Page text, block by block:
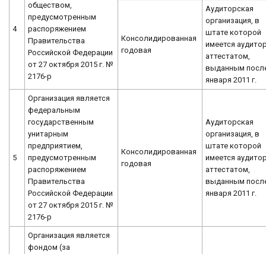
4
обществом,
предусмотренным
распоряжением
Правительства
Российской Федерации
от 27 октября 2015 г. №
2176-р
Консолидированная
годовая
Аудиторская
организация, в
штате которой
имеется
аттестатом,
выданным
января 2011 г.
5
Организация является
федеральным
государственным
унитарным
предприятием,
предусмотренным
распоряжением
Правительства
Российской Федерации
от 27 октября 2015 г. №
2176-р
Консолидированная
годовая
Аудиторская
организация, в
штате которой
имеется
аттестатом,
выданным
января 2011 г.
Организация является
фондом (за